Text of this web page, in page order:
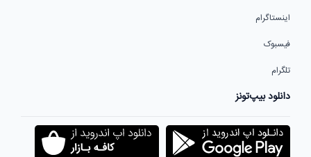
اینستاگرام
فیسبوک
تلگرام
دانلود بیپ‌تونز